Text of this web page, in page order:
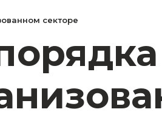
секторе